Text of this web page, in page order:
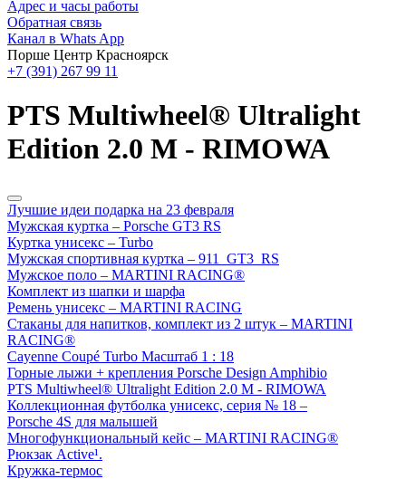
Адрес и часы работы
Обратная связь
Канал в Whats App
Порше Центр Красноярск
+7 (391) 267 99 11
PTS Multiwheel® Ultralight
Edition 2.0 M - RIMOWA
Лучшие идеи подарка на 23 февраля
Мужская куртка – Porsche GT3 RS
Куртка унисекс – Turbo
Мужская спортивная куртка – 911 GT3 RS
Мужское поло – MARTINI RACING®
Комплект из шапки и шарфа
Ремень унисекс – MARTINI RACING
Стаканы для напитков, комплект из 2 штук – MARTINI
RACING®
Cayenne Coupé Turbo Масштаб 1 : 18
Горные лыжи + крепления Porsche Design Amphibio
PTS Multiwheel® Ultralight Edition 2.0 M - RIMOWA
Коллекционная футболка унисекс, серия № 18 –
Porsche 4S для малышей
Многофункциональный кейс – MARTINI RACING®
Рюкзак Active¹.
Кружка-термос